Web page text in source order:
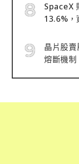
SpaceX
13.6%，
晶片股
熔斷機